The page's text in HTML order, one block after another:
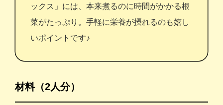
ックス」には、本来煮るのに時間がかかる根
菜がたっぷり。手軽に栄養が摂れるのも嬉し
いポイントです♪
材料（2人分）